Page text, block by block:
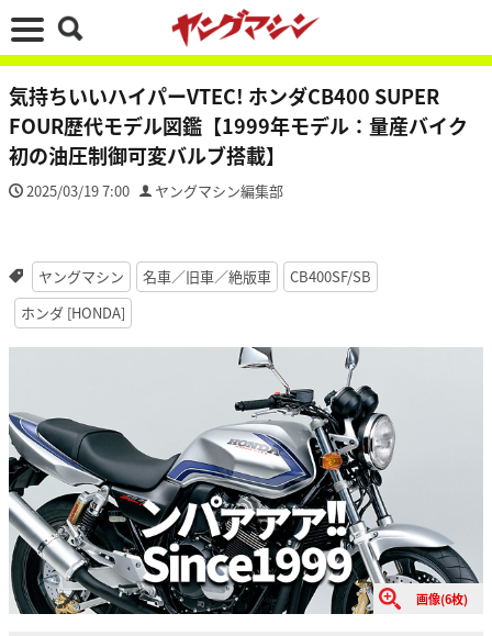
気持ちいいハイパーVTEC! ホンダCB400 SUPER
FOUR歴代モデル図鑑【1999年モデル：量産バイク
初の油圧制御可変バルブ搭載】
2025/03/19 7:00 ヤングマシン編集部
ヤングマシン 名車／旧車／絶版車
CB400SF/SB
ホンダ [HONDA]
画像(6枚)